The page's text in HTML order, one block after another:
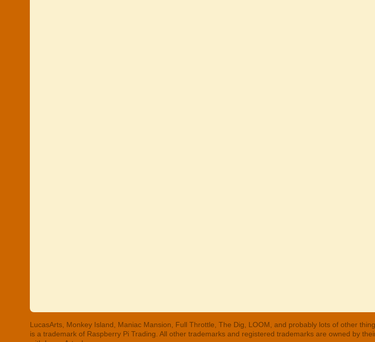
LucasArts, Monkey Island, Maniac Mansion, Full Throttle, The Dig, LOOM, and probably lots of other
is a trademark of Raspberry Pi Trading. All other trademarks and registered trademarks are owned by